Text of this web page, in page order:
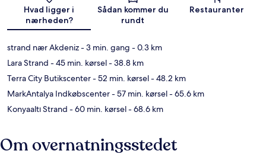
Hvad ligger i
nærheden?
Sådan kommer du
rundt
Restauranter
strand nær Akdeniz- 3 min. gang - 0.3 km
Lara Strand - 45 min. kørsel- 38.8 km
Terra City Butikscenter- 52 min. kørsel- 48.2 km
MarkAntalya Indkøbscenter- 57 min. kørsel- 65.6 km
Konyaaltı Strand - 60 min. kørsel- 68.6 km
Om overnatningsstedet